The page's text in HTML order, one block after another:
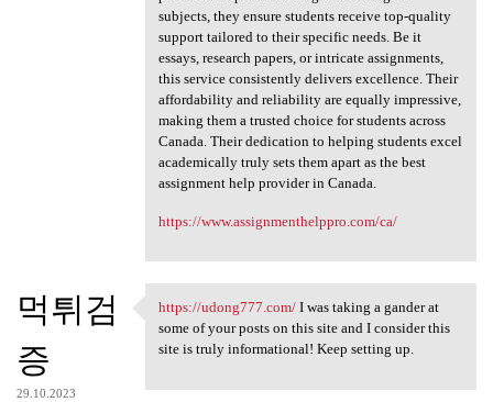
subjects, they ensure students receive top-quality
support tailored to their specific needs. Be it
essays, research papers, or intricate assignments,
this service consistently delivers excellence. Their
affordability and reliability are equally impressive,
making them a trusted choice for students across
Canada. Their dedication to helping students excel
academically truly sets them apart as the best
assignment help provider in Canada.
https://www.assignmenthelppro.com/ca/
먹튀검
증
29.10.2023
https://udong777.com/ I was
https://udong777.com/I was taking a gander at
some of your posts on this site and I consider this
site is truly informational! Keep setting up.